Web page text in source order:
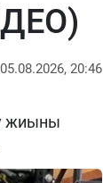
05.08.2026, 20:46
жиыны